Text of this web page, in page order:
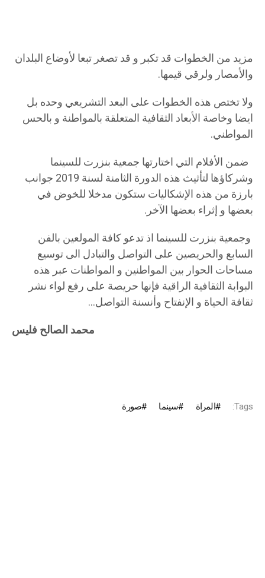
مزيد من الخطوات قد تكبر و قد تصغر تبعا لأوضاع البلدان
والأمصار ولرقي قيمها.
ولا تختص هذه الخطوات على البعد التشريعي وحده بل
ايضا وخاصة الأبعاد الثقافية المتعلقة بالمواطنة و بالحس
المواطني.
ضمن الأفلام التي اختارتها جمعية بنزرت للسينما
وشركاؤها لتأثيث هذه الدورة الثامنة لسنة 2019 جوانب
بارزة من هذه الإشكاليات ستكون مدخلا للخوض في
بعضها و إثراء بعضها الآخر.
وجمعية بنزرت للسينما اذ تدعو كافة المولعين بالفن
السابع والحريصين على التواصل والتبادل الى توسيع
مساحات الحوار بين المواطنين و المواطنات عبر هذه
البوابة الثقافية الراقية فإنها حريصة على رفع لواء نشر
ثقافة الحياة و الإنفتاح وأنسنة التواصل…
محمد الصالح فليس
Tags: المراة سينما صورة